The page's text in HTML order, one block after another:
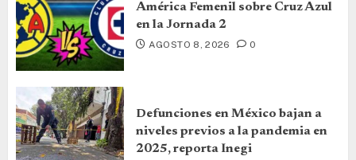
América Femenil sobre Cruz Azul
en la Jornada 2
AGOSTO 8, 2026 0
Defunciones en México bajan a
niveles previos a la pandemia en
2025, reporta Inegi